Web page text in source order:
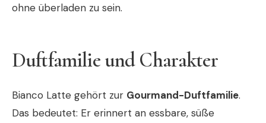
ohne überladen zu sein.
Duftfamilie und Charakter
Bianco Latte gehört zur Gourmand-Duftfamilie.
Das bedeutet: Er erinnert an essbare, süße